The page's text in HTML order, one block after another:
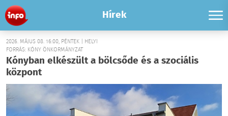
Hírek
2026. MÁJUS 08. 16:00, PÉNTEK | HELYI
FORRÁS: KÓNY ÖNKORMÁNYZAT
Kónyban elkészült a bölcsőde és a szociális
központ